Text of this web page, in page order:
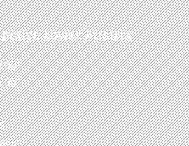
Lower Austria